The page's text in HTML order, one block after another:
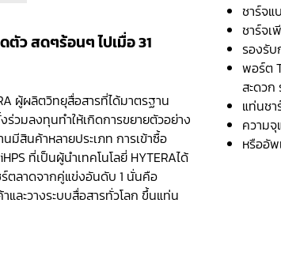
ตัว สดๆร้อนๆ ไปเมื่อ 31
ผู้ผลิตวิทยุสื่อสารที่ได้มาตรฐาน
วมลงทุนทำให้เกิดการขยายตัวอย่าง
มีสินค้าหลายประเภท การเข้าซื้อ
ที่เป็นผู้นำเทคโนโลยี่ HYTERAได้
ตลาดจากคู่แข่งอันดับ 1 นั่นคือ
และวางระบบสื่อสารทั่วโลก ขึ้นแท่น
ชาร์จแ
ชาร์จเ
รองรับ
พอร์ต
สะดวก
แท่นชา
ความจุ
หรืออัพ